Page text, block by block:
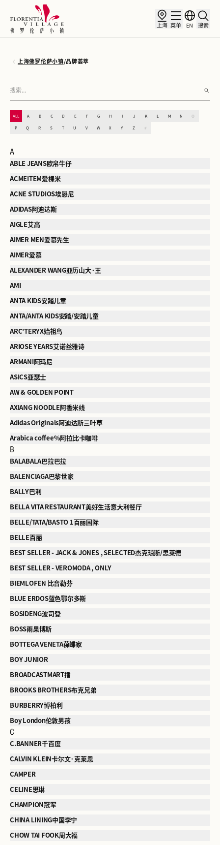
上海 菜单 EN 搜索
上海佛罗伦萨小镇/品牌荟萃
ALL A B C D E F G H K M N O
P Q R S T U V W X Y Z #
A
ABLE JEANS欧帛牛仔
ACMEITEM爱棵米
ACNE STUDIOS埃恳尼
ADIDAS阿迪达斯
AIGLE艾高
AIMER MEN爱慕先生
AIMER爱慕
ALEXANDER WANG亚历山大·王
AMI
ANTA KIDS安踏儿童
ANTA/ANTA KIDS安踏/安踏儿童
ARC'TERYX始祖鸟
ARIOSE YEARS艾诺丝雅诗
ARMANI阿玛尼
ASICS亚瑟士
AW & GOLDEN POINT
AXIANG NOODLE阿香米线
Adidas Originals阿迪达斯三叶草
Arabica coffee%阿拉比卡咖啡
B
BALABALA巴拉巴拉
BALENCIAGA巴黎世家
BALLY巴利
BELLA VITA RESTAURANT美好生活意大利餐厅
BELLE/TATA/BASTO 1百丽国际
BELLE百丽
BEST SELLER - JACK & JONES , SELECTED杰克琼斯/思莱德
BEST SELLER - VEROMODA , ONLY
BIEMLOFEN 比音勒芬
BLUE ERDOS蓝色鄂尔多斯
BOSIDENG波司登
BOSS雨果博斯
BOTTEGA VENETA葆蝶家
BOY JUNIOR
BROADCASTMART播
BROOKS BROTHERS布克兄弟
BURBERRY博柏利
Boy London伦敦男孩
C
C.BANNER千百度
CALVIN KLEIN卡尔文·克莱恩
CAMPER
CELINE思琳
CHAMPION冠军
CHINA LINING中国李宁
CHOW TAI FOOK周大福